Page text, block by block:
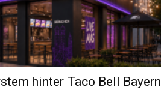
hinter Taco Bell Bayern